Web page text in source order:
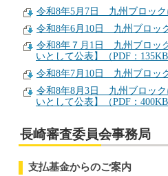
令和8年5月7日 九州ブロック
令和8年6月10日 九州ブロッ
令和8年７月1日 九州ブロッ
いとして公表】（PDF：135KB
令和8年7月10日 九州ブロッ
令和8年8月3日 九州ブロック
いとして公表】（PDF：400KB
長崎審査委員会事務局
支払基金からのご案内